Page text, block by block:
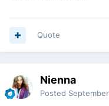
Quote
Nienna
Posted